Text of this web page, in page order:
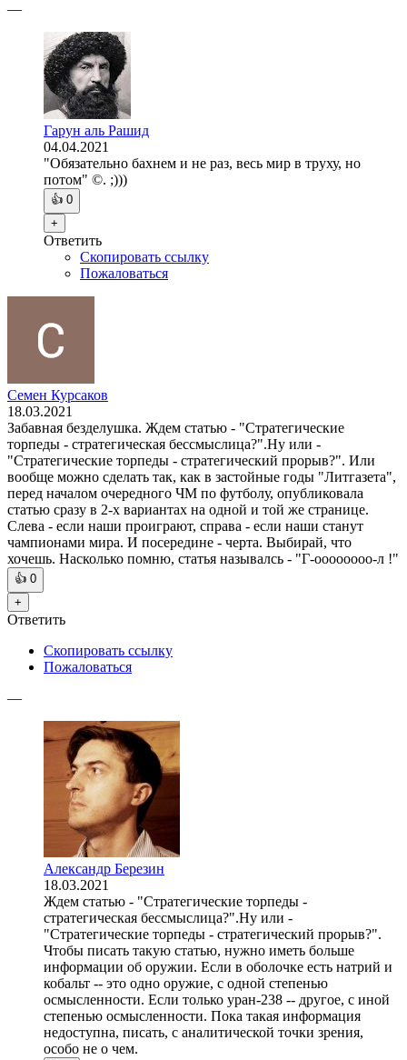
—
Гарун аль Рашид
04.04.2021
"Обязательно бахнем и не раз, весь мир в труху, но
потом" ©. ;)))
👍 0
+
Ответить
Скопировать ссылку
Пожаловаться
Семен Курсаков
18.03.2021
Забавная безделушка. Ждем статью - "Стратегические
торпеды - стратегическая бессмыслица?".Ну или -
"Стратегические торпеды - стратегический прорыв?". Или
вообще можно сделать так, как в застойные годы "Литгазета",
перед началом очередного ЧМ по футболу, опубликовала
статью сразу в 2-х вариантах на одной и той же странице.
Слева - если наши проиграют, справа - если наши станут
чампионами мира. И посередине - черта. Выбирай, что
хочешь. Насколько помню, статья называлсь - "Г-оооооооо-л !"
👍 0
+
Ответить
Скопировать ссылку
Пожаловаться
—
Александр Березин
18.03.2021
Ждем статью - "Стратегические торпеды -
стратегическая бессмыслица?".Ну или -
"Стратегические торпеды - стратегический прорыв?".
Чтобы писать такую статью, нужно иметь больше
информации об оружии. Если в оболочке есть натрий и
кобальт -- это одно оружие, с одной степенью
осмысленности. Если только уран-238 -- другое, с иной
степенью осмысленности. Пока такая информация
недоступна, писать, с аналитической точки зрения,
особо не о чем.